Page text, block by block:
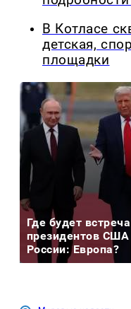
В Котласе
детская,
площадки
Где будет встреча
президентов США
России: Европа?